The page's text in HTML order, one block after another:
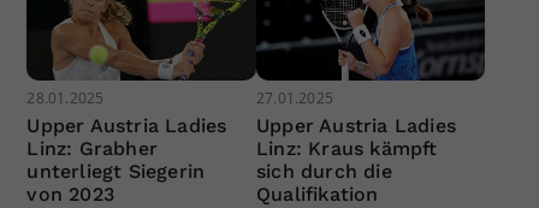
28.01.2025
Upper Austria Ladies
Linz: Grabher
unterliegt Siegerin
von 2023
27.01.2025
Upper Austria Ladies
Linz: Kraus kämpft
sich durch die
Qualifikation